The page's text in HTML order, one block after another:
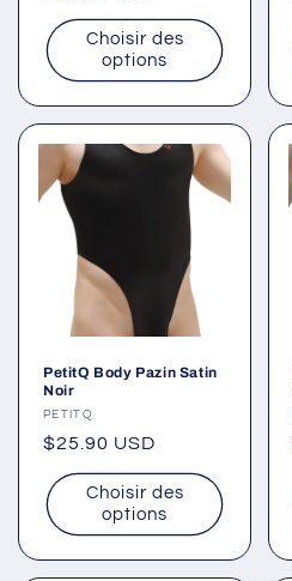
habituel
Choisir des
options
PetitQ Body Pazin Satin
Noir
Fournisseur :
PETITQ
Prix
habituel
$25.90 USD
Choisir des
options